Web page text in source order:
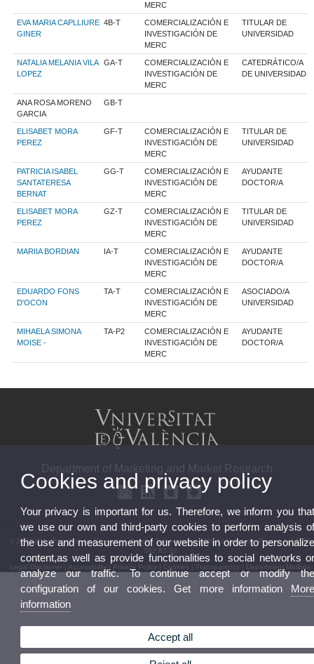
MERC
EVA MARIA CAPLLIURE
GINER
4B-T
COMERCIALIZACIÓN E
INVESTIGACIÓN DE
MERC
TITULAR DE
UNIVERSIDAD
NATALIA MELANIA VILA
LOPEZ
GA-T
COMERCIALIZACIÓN E
INVESTIGACIÓN DE
MERC
CATEDRÁTICO/A
DE UNIVERSIDAD
ANA ROSA MORENO
GARCIA
GB-T
ELISABET MORA
PEREZ
GF-T
COMERCIALIZACIÓN E
INVESTIGACIÓN DE
MERC
TITULAR DE
UNIVERSIDAD
PATRICIA ISABEL
SANTATERESA
BERNAT
GG-T
COMERCIALIZACIÓN E
INVESTIGACIÓN DE
MERC
AYUDANTE
DOCTOR/A
ELISABET MORA
PEREZ
GZ-T
COMERCIALIZACIÓN E
INVESTIGACIÓN DE
MERC
TITULAR DE
UNIVERSIDAD
MARIIA BORDIAN IA-T
COMERCIALIZACIÓN E
INVESTIGACIÓN DE
MERC
AYUDANTE
DOCTOR/A
EDUARDO FONS
D'OCON
TA-T
COMERCIALIZACIÓN E
INVESTIGACIÓN DE
MERC
ASOCIADO/A
UNIVERSIDAD
MIHAELA SIMONA
MOISE -
TA-P2
COMERCIALIZACIÓN E
INVESTIGACIÓN DE
MERC
AYUDANTE
DOCTOR/A
Department of Marketing and Market Research
© 2026 UV. - Facultad de Economía. Avgda. Tarongers s/n. 46022 Valencia. Phone: (+34) 96
Legal Disclaimer Accessibility Privacy Policy Cookies Transparency Department Mailbox
Cookies and privacy policy
Your privacy is important for us. Therefore, we inform you
we use our own and third-party cookies to perform analysis
the use and measurement of our website in order to
content,as well as provide functionalities to social networks
analyze our traffic. To continue accept or modify
configuration of our cookies. Get more information
information
Accept all